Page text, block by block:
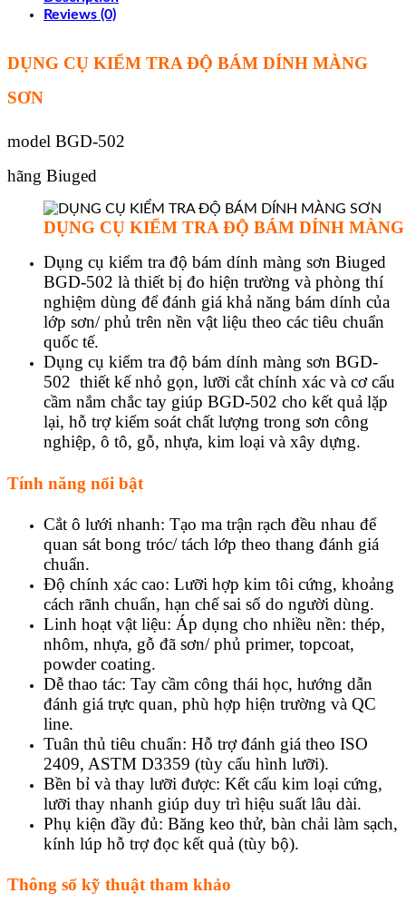
Reviews (0)
DỤNG CỤ KIỂM TRA ĐỘ BÁM DÍNH MÀNG
SƠN
model BGD-502
hãng Biuged
DỤNG CỤ KIỂM TRA ĐỘ BÁM DÍNH MÀNG
Dụng cụ kiểm tra độ bám dính màng sơn Biuged
BGD-502 là thiết bị đo hiện trường và phòng thí
nghiệm dùng để đánh giá khả năng bám dính của
lớp sơn/ phủ trên nền vật liệu theo các tiêu chuẩn
quốc tế.
Dụng cụ kiểm tra độ bám dính màng sơn BGD-
502 thiết kế nhỏ gọn, lưỡi cắt chính xác và cơ cấu
cầm nắm chắc tay giúp BGD-502 cho kết quả lặp
lại, hỗ trợ kiểm soát chất lượng trong sơn công
nghiệp, ô tô, gỗ, nhựa, kim loại và xây dựng.
Tính năng nổi bật
Cắt ô lưới nhanh: Tạo ma trận rạch đều nhau để
quan sát bong tróc/ tách lớp theo thang đánh giá
chuẩn.
Độ chính xác cao: Lưỡi hợp kim tôi cứng, khoảng
cách rãnh chuẩn, hạn chế sai số do người dùng.
Linh hoạt vật liệu: Áp dụng cho nhiều nền: thép,
nhôm, nhựa, gỗ đã sơn/ phủ primer, topcoat,
powder coating.
Dễ thao tác: Tay cầm công thái học, hướng dẫn
đánh giá trực quan, phù hợp hiện trường và QC
line.
Tuân thủ tiêu chuẩn: Hỗ trợ đánh giá theo ISO
2409, ASTM D3359 (tùy cấu hình lưỡi).
Bền bỉ và thay lưỡi được: Kết cấu kim loại cứng,
lưỡi thay nhanh giúp duy trì hiệu suất lâu dài.
Phụ kiện đầy đủ: Băng keo thử, bàn chải làm sạch,
kính lúp hỗ trợ đọc kết quả (tùy bộ).
Thông số kỹ thuật tham khảo